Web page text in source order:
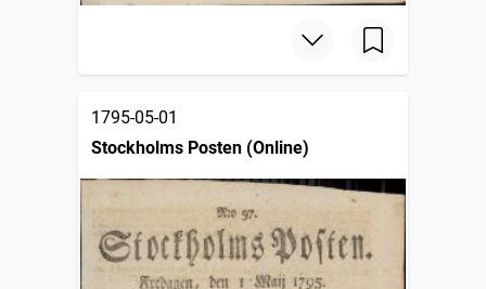
1795-05-01
Stockholms Posten (Online)